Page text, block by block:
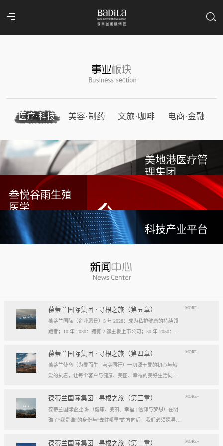
医疗·科技 美容·制药 文旅·咖啡 电商·金融
美地港医疗管
理集团
叁悦谷雨生殖
医学
科技产业平台
葆蒂兰国际集团 · 寻根之旅（第五章）
葆蒂兰国际（企业愿景）5 年 2028：成为私护健康的持续领
跑者；10 年 2030：拥有 2 家主板上市公司；30 年 2050：成
葆蒂兰国际立志成为健康产业中一个响亮的中国品牌。我们
以“为爱而生，与美同行”为使命，绘制出一幅清晰而雄心勃
勃的发展蓝图，旨在以坚实的步伐，从专业的深度走向事业
028 | 5年愿景）成为“私护健康领域的持续领跑者”· 定位： 我
MORE+
葆蒂兰国际集团 · 寻根之旅（第四章）
葆蒂兰使命（为爱而生 · 与美同行）一切源于爱的初心与热
爱的执着，让每个客户与健康、美丽、幸福的美好生活同
双翼“爱的初心”与“热爱的执着”，共同构成了葆蒂兰的精神内
核与力量源泉，二者如同呼吸，一呼一吸，生生不息。爱的
初心，是我们的根脉与方向。它是最初那份纯粹的善意、利
MORE+
葆蒂兰国际集团 · 寻根之旅（第三章）
葆蒂兰国际企业-源（健康、美丽、幸福 | 信仰与梦想）在明
确了“我是谁”的身份与“去往哪里”的方向后，我们必须探寻滋
格局与能量。它，就是葆蒂兰的“源”——我们一切思想与行
MORE+
葆蒂兰国际集团 · 寻根之旅（第二章） MORE+